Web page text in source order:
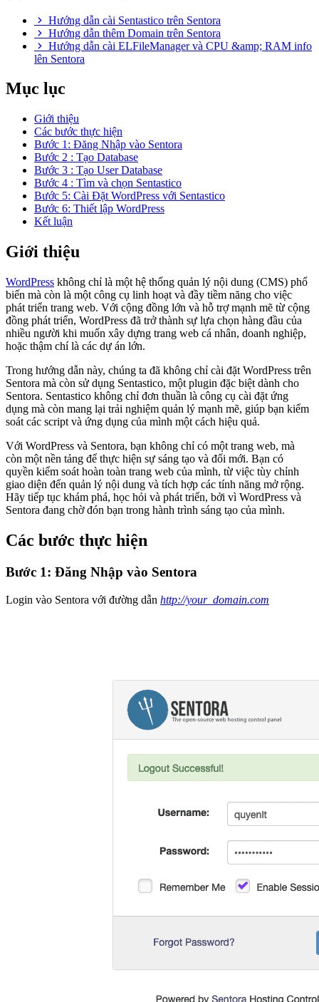
Hướng dẫn cài Sentastico trên Sentora
Hướng dẫn thêm Domain trên Sentora
Hướng dẫn cài ELFileManager và CPU &amp; RAM info
lên Sentora
Mục lục
Giới thiệu
Các bước thực hiện
Bước 1: Đăng Nhập vào Sentora
Bước 2 : Tạo Database
Bước 3 : Tạo User Database
Bước 4 : Tìm và chọn Sentastico
Bước 5: Cài Đặt WordPress với Sentastico
Bước 6: Thiết lập WordPress
Kết luận
Giới thiệu
WordPress không chỉ là một hệ thống quản lý nội dung (CMS) phổ
biến mà còn là một công cụ linh hoạt và đầy tiềm năng cho việc
phát triển trang web. Với cộng đồng lớn và hỗ trợ mạnh mẽ từ cộng
đồng phát triển, WordPress đã trở thành sự lựa chọn hàng đầu của
nhiều người khi muốn xây dựng trang web cá nhân, doanh nghiệp,
hoặc thậm chí là các dự án lớn.
Trong hướng dẫn này, chúng ta đã không chỉ cài đặt WordPress trên
Sentora mà còn sử dụng Sentastico, một plugin đặc biệt dành cho
Sentora. Sentastico không chỉ đơn thuần là công cụ cài đặt ứng
dụng mà còn mang lại trải nghiệm quản lý mạnh mẽ, giúp bạn kiểm
soát các script và ứng dụng của mình một cách hiệu quả.
Với WordPress và Sentora, bạn không chỉ có một trang web, mà
còn một nền tảng để thực hiện sự sáng tạo và đổi mới. Bạn có
quyền kiểm soát hoàn toàn trang web của mình, từ việc tùy chỉnh
giao diện đến quản lý nội dung và tích hợp các tính năng mở rộng.
Hãy tiếp tục khám phá, học hỏi và phát triển, bởi vì WordPress và
Sentora đang chờ đón bạn trong hành trình sáng tạo của mình.
Các bước thực hiện
Bước 1: Đăng Nhập vào Sentora
Login vào Sentora với đường dẫn http://your_domain.com